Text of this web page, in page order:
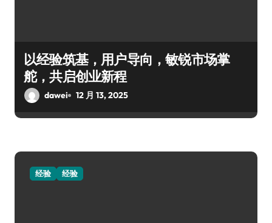
以经验筑基，用户导向，敏锐市场掌
舵，共启创业新程
dawei 12 月 13, 2025
经验 经验